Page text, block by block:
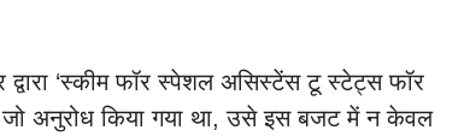
द्वारा ‘स्कीम फॉर स्पेशल असिस्टेंस टू स्टेट्स फॉर
जो अनुरोध किया गया था, उसे इस बजट में न केवल